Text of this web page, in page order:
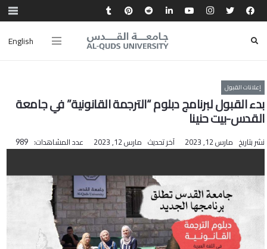
English
إعلانات القبول
بدء القبول لبرنامج دبلوم “الترجمة القانونية” في جامعة
القدس-بيت حنينا
نشر بتاريخ مارس 12, 2023 آخر تحديث مارس 12, 2023 عدد المشاهدات: 989